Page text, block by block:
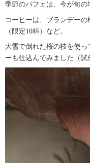
季節のパフェは、今が旬の
コーヒーは、ブランデー
（限定10杯）など。
大雪で倒れた桜の枝を使
ーも仕込んでみました
（